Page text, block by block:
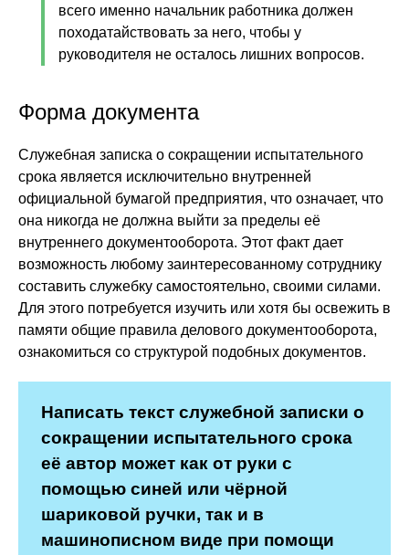
всего именно начальник работника должен
походатайствовать за него, чтобы у
руководителя не осталось лишних вопросов.
Форма документа
Служебная записка о сокращении испытательного
срока является исключительно внутренней
официальной бумагой предприятия, что означает, что
она никогда не должна выйти за пределы её
внутреннего документооборота. Этот факт дает
возможность любому заинтересованному сотруднику
составить служебку самостоятельно, своими силами.
Для этого потребуется изучить или хотя бы освежить в
памяти общие правила делового документооборота,
ознакомиться со структурой подобных документов.
Написать текст служебной записки о
сокращении испытательного срока
её автор может как от руки с
помощью синей или чёрной
шариковой ручки, так и в
машинописном виде при помощи